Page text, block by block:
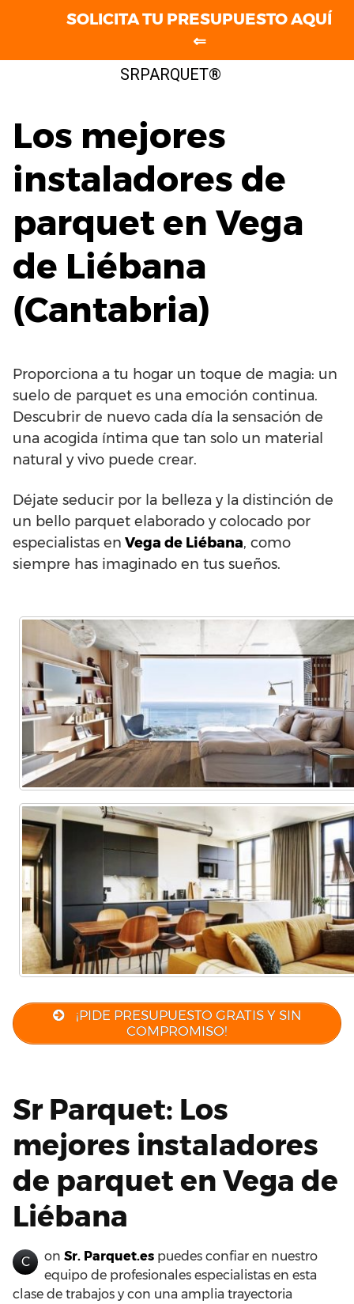
SRPARQUET®
Los mejores
instaladores de
parquet en Vega
de Liébana
(Cantabria)
Proporciona a tu hogar un toque de magia: un
suelo de parquet es una emoción continua.
Descubrir de nuevo cada día la sensación de
una acogida íntima que tan solo un material
natural y vivo puede crear.
Déjate seducir por la belleza y la distinción de
un bello parquet elaborado y colocado por
especialistas en Vega de Liébana, como
siempre has imaginado en tus sueños.
¡PIDE PRESUPUESTO GRATIS Y SIN
COMPROMISO!
Sr Parquet: Los
mejores instaladores
de parquet en Vega de
Liébana
C on Sr. Parquet.es puedes confiar en nuestro
equipo de profesionales especialistas en esta
clase de trabajos y con una amplia trayectoria
SOLICITA TU PRESUPUESTO AQUÍ
⇐